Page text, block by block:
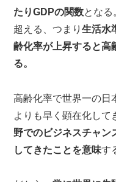
たりGDPの関数とな
超える、つまり生活水
齢化率が上昇すると高
る。
高齢化率で世界一の日
よりも早く顕在化して
野でのビジネスチャン
してきたことを意味す